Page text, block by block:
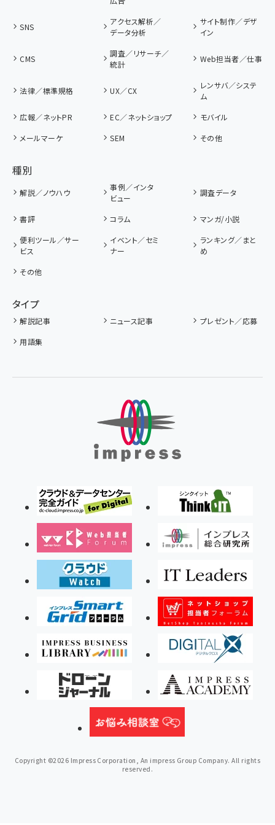
SNS
アクセス解析／
データ分析
サイト制作／デザ
イン
CMS
調査／リサーチ／
統計
Web担当者／仕事
法律／標準規格 UX／CX
レンサバ／システ
ム
広報／ネットPR
EC／ネットショップ
モバイル
メールマーケ
SEM その他
種別
解説／ノウハウ
事例／インタ
ビュー
調査データ
書評 コラム
マンガ/小説
便利ツール／サー
ビス
イベント／セミ
ナー
ランキング／まと
め
その他
タイプ
解説記事 ニュース記事
プレゼント／応募
用語集
Copyright ©2026 Impress Corporation, An impress Group Company. All rights
reserved.